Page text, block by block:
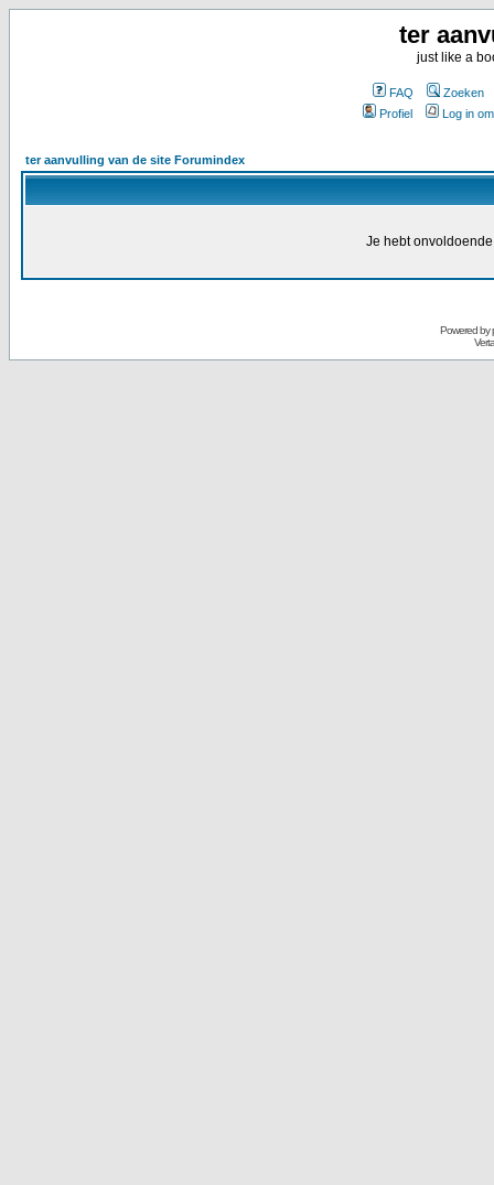
ter
just like a
FAQ
Zoeken
Profiel
Log in
ter aanvulling van de site Forumindex
Je hebt
Powered by